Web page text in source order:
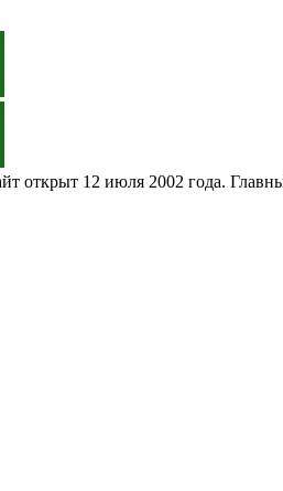
открыт 12 июля 2002 года.